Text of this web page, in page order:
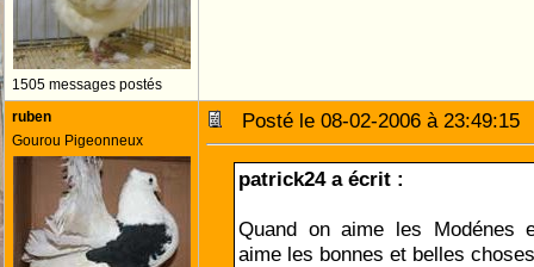
1505 messages postés
ruben
Gourou Pigeonneux
Posté le 08-02-2006 à
patrick24 a écrit :
Quand on aime les Modénes
aime les bonnes et belles